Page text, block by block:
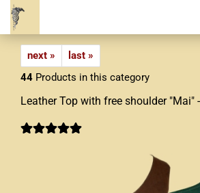
next »
last »
44 Products in this category
Leather Top with free shoulder "Mai"